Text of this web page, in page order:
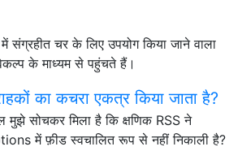
चर के लिए उपयोग किया जाने वाला
के माध्यम से पहुंचते हैं।
का कचरा एकत्र किया जाता है?
मुझे सोचकर मिला है कि क्षणिक RSS ने
में फ़ीड स्वचालित रूप से नहीं निकाली है?